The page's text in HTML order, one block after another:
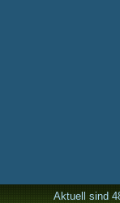
Aktuell sind